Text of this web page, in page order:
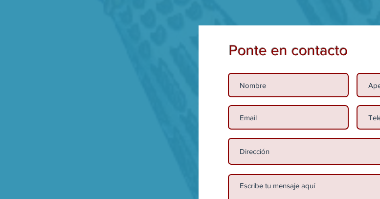
Ponte en contacto